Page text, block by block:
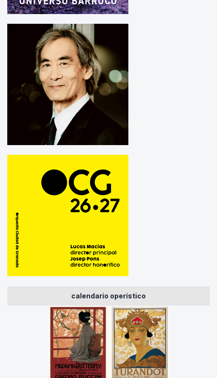
calendario operístico